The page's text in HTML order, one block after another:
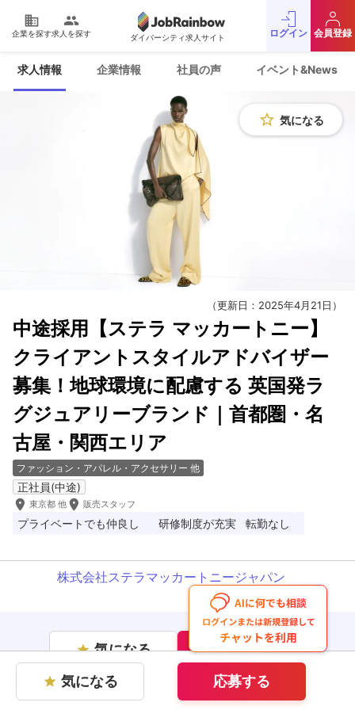
domain
企業を探す
people
求人を探す ダイバーシティ求人サイト ログイン 会員登録
star 気になる 応募する
求人情報 企業情報 社員の声 イベント&News
star_border 気になる
（更新日：2025年4月21日）
中途採用【ステラ マッカートニー】
クライアントスタイルアドバイザー
募集！地球環境に配慮する 英国発ラ
グジュアリーブランド｜首都圏・名
古屋・関西エリア
ファッション・アパレル・アクセサリー 他
正社員(中途)
room 東京都 他 room 販売スタッフ
プライベートでも仲良し 研修制度が充実 転勤なし
株式会社ステラマッカートニージャパン
star 気になる 応募する
プライバシーポリシー
採用をお考えの企業様
© 2016 JobRainbow Co.,Ltd.